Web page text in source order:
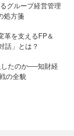
グループ経営管理
処方箋
革を支えるFP＆
話」とは？
たのか──知財経
の全貌